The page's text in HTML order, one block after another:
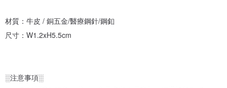
材質：牛皮 / 銅五金/醫療鋼針/鋼釦
尺寸：W1.2xH5.5cm
░注意事項░